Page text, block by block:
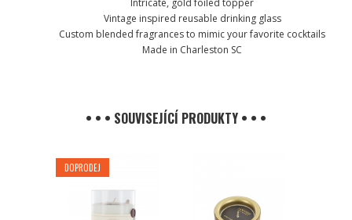
Intricate, gold foiled topper
Vintage inspired reusable drinking glass
Custom blended fragrances to mimic your favorite cocktails
Made in Charleston SC
• • • SOUVISEJÍCÍ PRODUKTY • • •
DOPRODEJ